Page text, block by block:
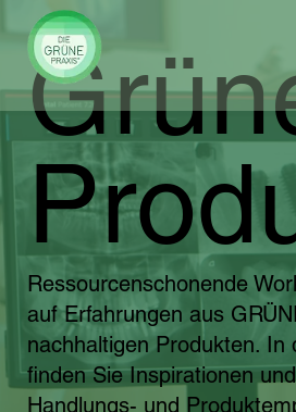
Ressourcenschonende
auf Erfahrungen aus
nachhaltigen Produkten. In
finden Sie Inspirationen
Handlungs- und